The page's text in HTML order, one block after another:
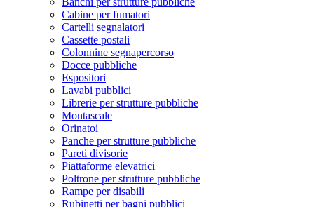
Cabine per fumatori
Cartelli segnalatori
Cassette postali
Colonnine segnapercorso
Docce pubbliche
Espositori
Lavabi pubblici
Librerie per strutture pubbliche
Montascale
Orinatoi
Panche per strutture pubbliche
Pareti divisorie
Piattaforme elevatrici
Poltrone per strutture pubbliche
Rampe per disabili
Rubinetti per bagni pubblici